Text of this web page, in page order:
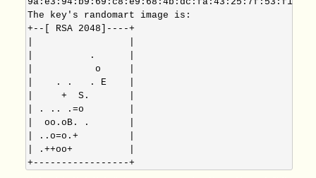
The key's randomart image is:
+--[ RSA 2048]----+
|          .      |
|           o     |
|    . .   . E    |
|     +  S.       |
| . .. .=o        |
|  oo.oB. .       |
| ..o=o.+         |
| .++oo+          |